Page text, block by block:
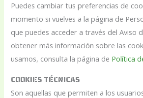
Puedes cambiar tus preferencias de
momento si vuelves a la página de
que puedes acceder a través del Aviso
obtener más información sobre las
usamos, consulta la página de Política
COOKIES TÉCNICAS
Son aquellas que permiten a los